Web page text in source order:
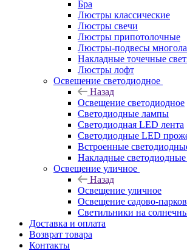
Бра
Люстры классические
Люстры свечи
Люстры припотолочные
Люстры-подвесы
Накладные точечные
Люстры лофт
Освещение светодиодное
Назад
Освещение светодиодное
Светодиодные лампы
Светодиодная LED лента
Светодиодные LED
Встроенные
Накладные
Освещение уличное
Назад
Освещение уличное
Освещение садово-
Светильники на
Доставка и оплата
Возврат товара
Контакты